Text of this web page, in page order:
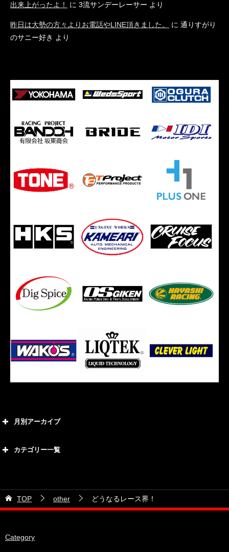
出来上がったよ！ に 3流サンデーレーサー より
昨日は大勢の方々よりお電話やLINE頂きました。 に 通りすがり
のサニー好き より
月別アーカイブ
2026年5月
2026年4月
2026年2月
カテゴリー一覧
21号車
28号車
TOP other どうなるレース界！
Category